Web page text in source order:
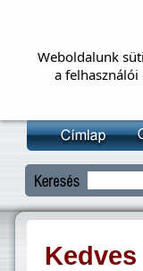
Weboldalunk
a